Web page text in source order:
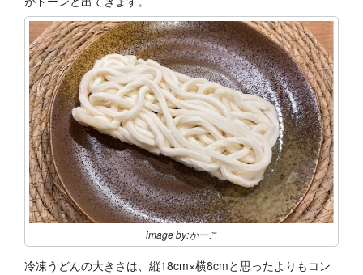
image by:かーこ
冷凍うどんの大きさは、縦18cm×横8cmと思ったよりもコン